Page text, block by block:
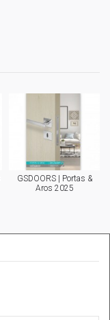
GSDOORS | Portas &
Aros 2025